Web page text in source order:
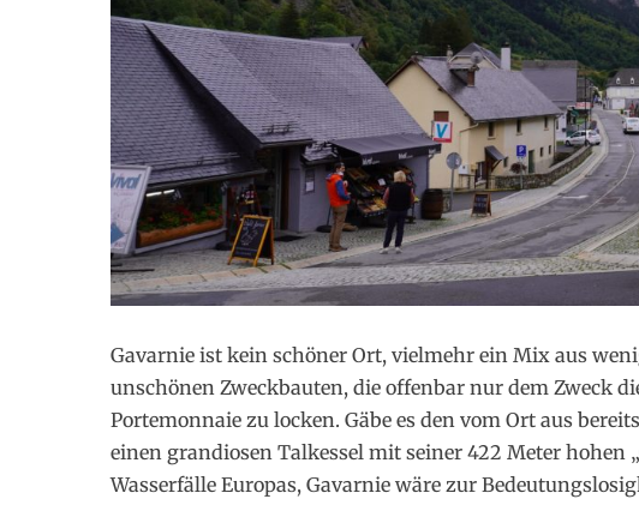
Gavarnie ist kein schöner Ort, vielmehr ein Mix aus
unschönen Zweckbauten, die offenbar nur dem Zweck
Portemonnaie zu locken. Gäbe es den vom Ort aus
einen grandiosen Talkessel mit seiner 422 Meter hohen
Wasserfälle Europas, Gavarnie wäre zur